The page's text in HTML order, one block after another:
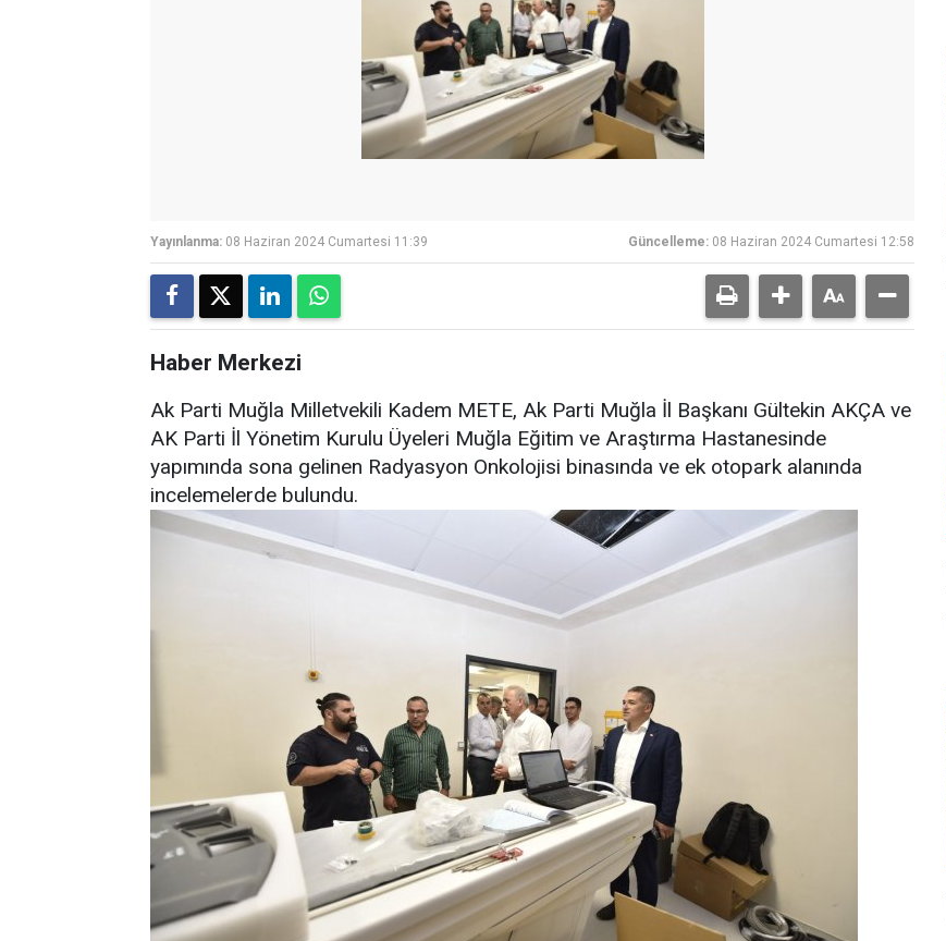
Yayınlanma: 08 Haziran 2024 Cumartesi 11:39 Güncelleme: 08 Haziran 2024 Cumartesi 12:58
Haber Merkezi
Ak Parti Muğla Milletvekili Kadem METE, Ak Parti Muğla İl Başkanı Gültekin AKÇA ve
AK Parti İl Yönetim Kurulu Üyeleri Muğla Eğitim ve Araştırma Hastanesinde
yapımında sona gelinen Radyasyon Onkolojisi binasında ve ek otopark alanında
incelemelerde bulundu.